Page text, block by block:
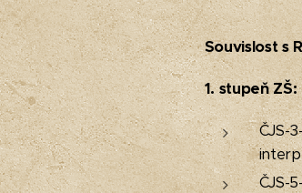
Souvislost s
1. stupeň ZŠ:
ČJS-
ČJS-